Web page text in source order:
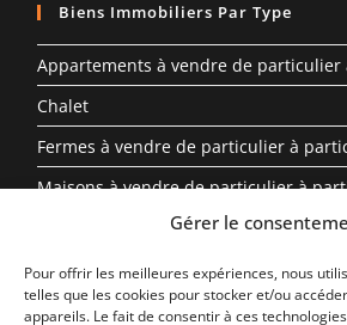
Gérer le
Pour offrir les meilleures expériences, nous
telles que les cookies pour stocker et/ou
appareils. Le fait de consentir à ces
Biens Immobiliers Par Type
Appartements à vendre de
Chalet
Fermes à vendre de particulier à
Maisons à vendre de particulier à
Propriété à vendre en Auvergne-
Biens Immobiliers Par Région